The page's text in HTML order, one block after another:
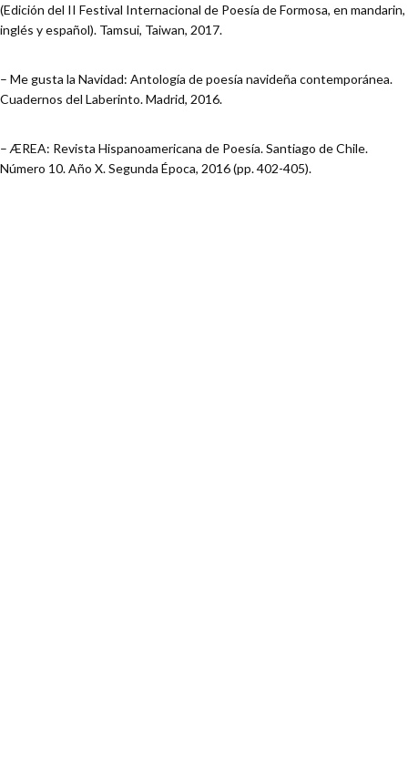
(Edición del II Festival Internacional de Poesía de Formosa, en mandarin,
inglés y español). Tamsui, Taiwan, 2017.
– Me gusta la Navidad: Antología de poesía navideña contemporánea.
Cuadernos del Laberinto. Madrid, 2016.
– ÆREA: Revista Hispanoamericana de Poesía. Santiago de Chile.
Número 10. Año X. Segunda Época, 2016 (pp. 402-405).